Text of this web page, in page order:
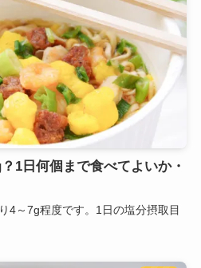
1日何個まで食べてよいか・
4～7g程度です。1日の塩分摂取目